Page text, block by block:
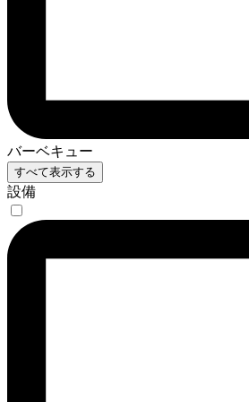
バーベキュー
すべて表示する
設備